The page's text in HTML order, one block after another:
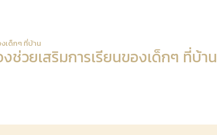
เด็กๆ ที่บ้าน
วยเสริมการเรียนของเด็กๆ ที่บ้าน